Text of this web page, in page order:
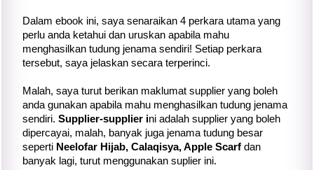
Dalam ebook ini, saya senaraikan 4 perkara utama yang
perlu anda ketahui dan uruskan apabila mahu
menghasilkan tudung jenama sendiri! Setiap perkara
tersebut, saya jelaskan secara terperinci.
Malah, saya turut berikan maklumat supplier yang boleh
anda gunakan apabila mahu menghasilkan tudung jenama
sendiri. Supplier-supplier ini adalah supplier yang boleh
dipercayai, malah, banyak juga jenama tudung besar
seperti Neelofar Hijab, Calaqisya, Apple Scarf dan
banyak lagi, turut menggunakan suplier ini.